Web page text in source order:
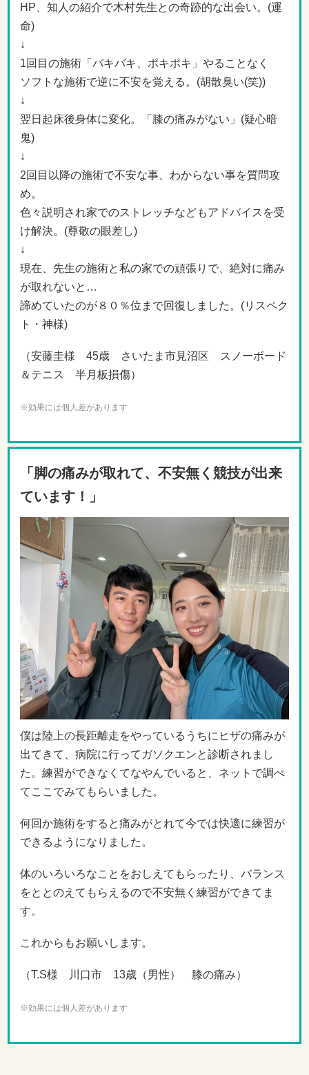
HP、知人の紹介で木村先生との奇跡的な出会い。(運
命)
↓
1回目の施術「バキバキ、ポキポキ」やることなく
ソフトな施術で逆に不安を覚える。(胡散臭い(笑))
↓
翌日起床後身体に変化。「膝の痛みがない」(疑心暗
鬼)
↓
2回目以降の施術で不安な事、わからない事を質問攻
め。
色々説明され家でのストレッチなどもアドバイスを受
け解決。(尊敬の眼差し)
↓
現在、先生の施術と私の家での頑張りで、絶対に痛み
が取れないと…
諦めていたのが８０％位まで回復しました。(リスペク
ト・神様)
（安藤圭様 45歳 さいたま市見沼区 スノーボード
＆テニス 半月板損傷）
※効果には個人差があります
「脚の痛みが取れて、不安無く競技が出来
ています！」
僕は陸上の長距離走をやっているうちにヒザの痛みが
出てきて、病院に行ってガソクエンと診断されまし
た。練習ができなくてなやんでいると、ネットで調べ
てここでみてもらいました。
何回か施術をすると痛みがとれて今では快適に練習が
できるようになりました。
体のいろいろなことをおしえてもらったり、バランス
をととのえてもらえるので不安無く練習ができてま
す。
これからもお願いします。
（T.S様 川口市 13歳（男性） 膝の痛み）
※効果には個人差があります